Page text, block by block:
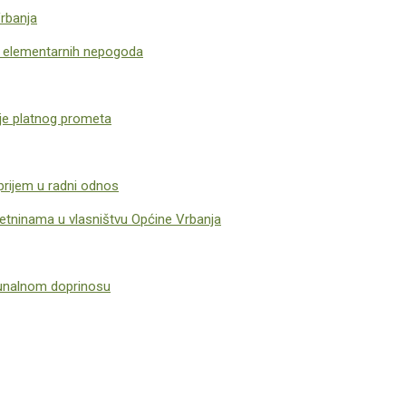
nepogoda
platnog prometa
u radni odnos
u vlasništvu Općine Vrbanja
doprinosu